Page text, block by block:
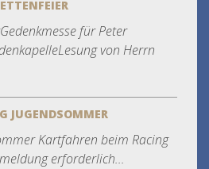
für Peter
von Herrn
JUGENDSOMMER
Kartfahren beim Racing
erforderlich...